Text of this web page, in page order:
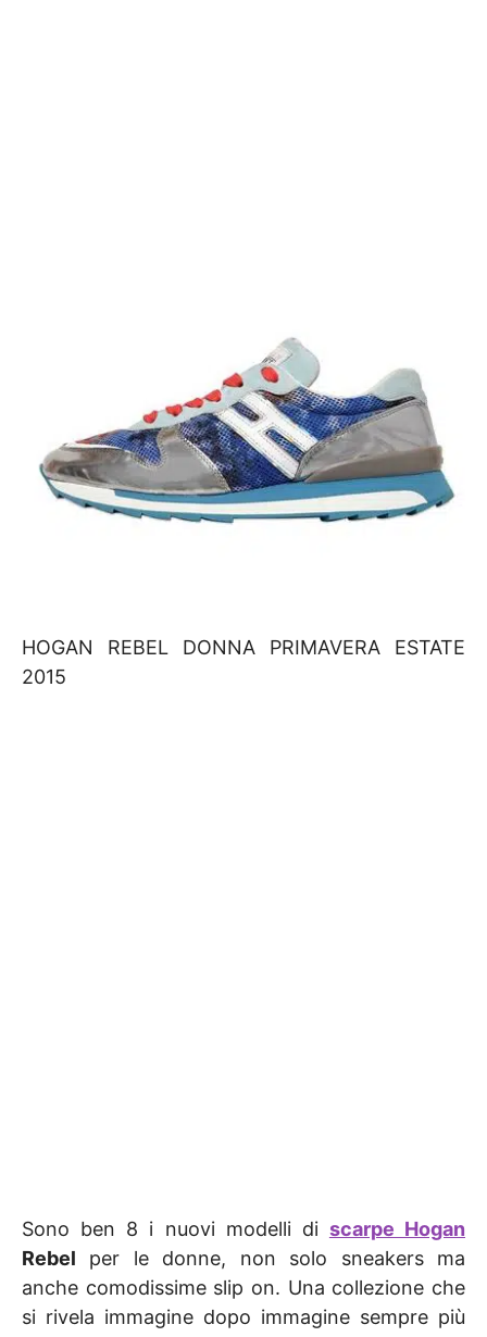
HOGAN REBEL DONNA PRIMAVERA ESTATE
2015
Sono ben 8 i nuovi modelli di scarpe Hogan
Rebel per le donne, non solo sneakers ma
anche comodissime slip on. Una collezione che
si rivela immagine dopo immagine sempre più